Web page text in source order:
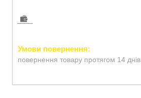
повернення товару протягом 14 днів